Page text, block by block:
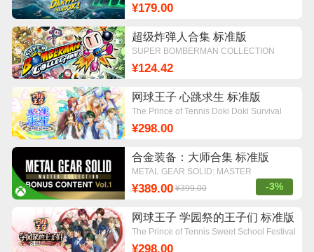
¥179.00
超级炸弹人合集 标准版
SUPER BOMBERMAN COLLECTION
¥124.42
网球王子 心跳求生 标准版
The Prince of Tennis Doki Doki Survival
¥298.00
合金装备：大师合集 标准版
METAL GEAR SOLID: MASTER
¥389.00 ¥399.00 -3%
网球王子 学园祭的王子们 标准版
The Prince of Tennis Sweet School Festival
¥298.00